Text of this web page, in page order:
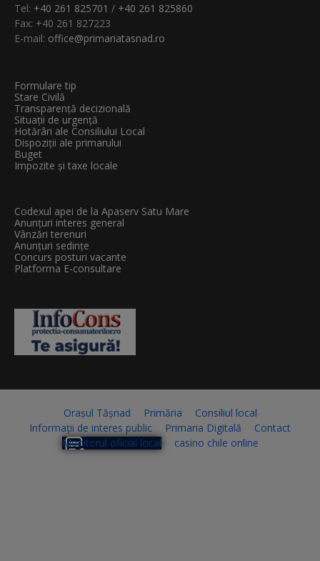
Tel: +40 261 825701 / +40 261 825860
Fax: +40 261 827223
E-mail: office@primariatasnad.ro
Formulare tip
Stare Civilă
Transparenţă decizională
Situații de urgență
Hotărâri ale Consiliului Local
Dispoziții ale primarului
Buget
Impozite și taxe locale
Codexul apei de la Apaserv Satu Mare
Anunțuri interes general
Vânzări terenuri
Anunțuri sedințe
Concurs posturi vacante
Platforma E-consultare
Orașul Tășnad Primăria
Consiliul local
Informații de interes public
Primaria Digitală
Contact
Monitorul oficial local
casino chile online